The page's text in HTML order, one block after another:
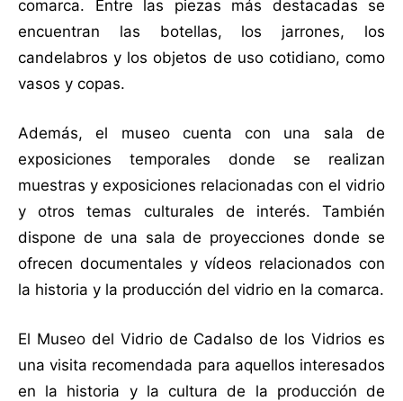
comarca. Entre las piezas más destacadas se
encuentran las botellas, los jarrones, los
candelabros y los objetos de uso cotidiano, como
vasos y copas.
Además, el museo cuenta con una sala de
exposiciones temporales donde se realizan
muestras y exposiciones relacionadas con el vidrio
y otros temas culturales de interés. También
dispone de una sala de proyecciones donde se
ofrecen documentales y vídeos relacionados con
la historia y la producción del vidrio en la comarca.
El Museo del Vidrio de Cadalso de los Vidrios es
una visita recomendada para aquellos interesados
en la historia y la cultura de la producción de